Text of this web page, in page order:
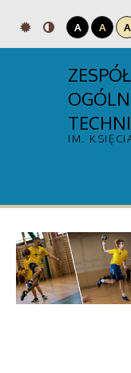
A A A
IM.